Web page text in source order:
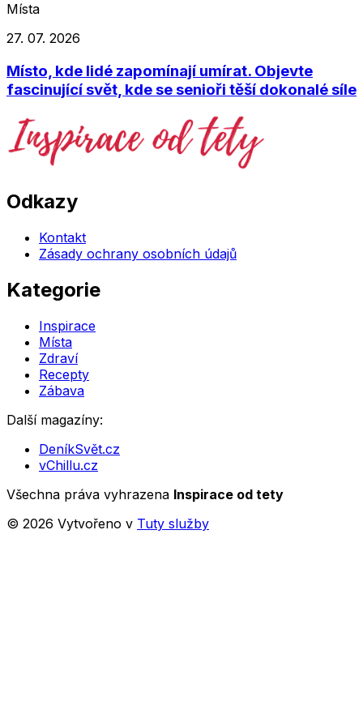
Místa
27. 07. 2026
Místo, kde lidé zapomínají umírat. Objevte
fascinující svět, kde se senioři těší dokonalé síle
Odkazy
Kontakt
Zásady ochrany osobních údajů
Kategorie
Inspirace
Místa
Zdraví
Recepty
Zábava
Další magazíny:
DeníkSvět.cz
vChillu.cz
Všechna práva vyhrazena Inspirace od tety
© 2026 Vytvořeno v Tuty služby